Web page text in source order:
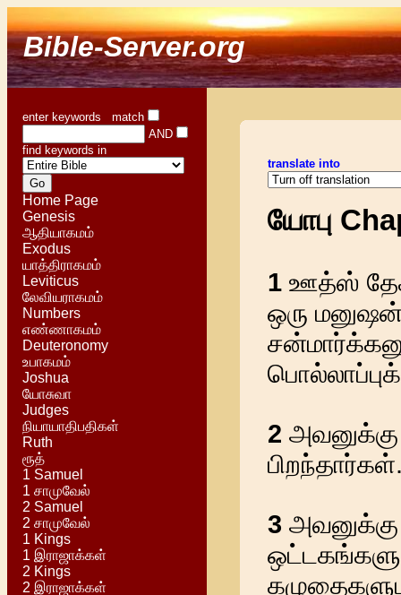
Bible-Server.org
enter keywords match
AND
find keywords in
Home Page
Genesis
ஆதியாகமம்
Exodus
யாத்திராகமம்
Leviticus
லேவியராகமம்
Numbers
எண்ணாகமம்
Deuteronomy
உபாகமம்
Joshua
யோசுவா
Judges
நியாயாதிபதிகள்
Ruth
ரூத்
1 Samuel
1 சாமுவேல்
2 Samuel
2 சாமுவேல்
1 Kings
1 இராஜாக்கள்
2 Kings
2 இராஜாக்கள்
translate into
யோபு
1 ஊத்ஸ்
ஒரு
2 அவனுக்கு
3 அவனுக்கு